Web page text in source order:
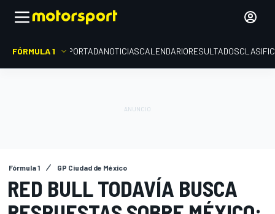
FÓRMULA 1 PORTADANOTICIASCALENDARIORESULTADOS
Fórmula 1 GP Ciudad de México
RED BULL TODAVÍA BUSCA